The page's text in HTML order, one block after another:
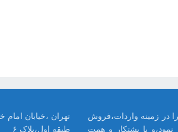
طبقه اول،پلاک ۶
۱۳۸۰ فعالیت خود را در زمینه واردات،فروش
با پشتکار و همت